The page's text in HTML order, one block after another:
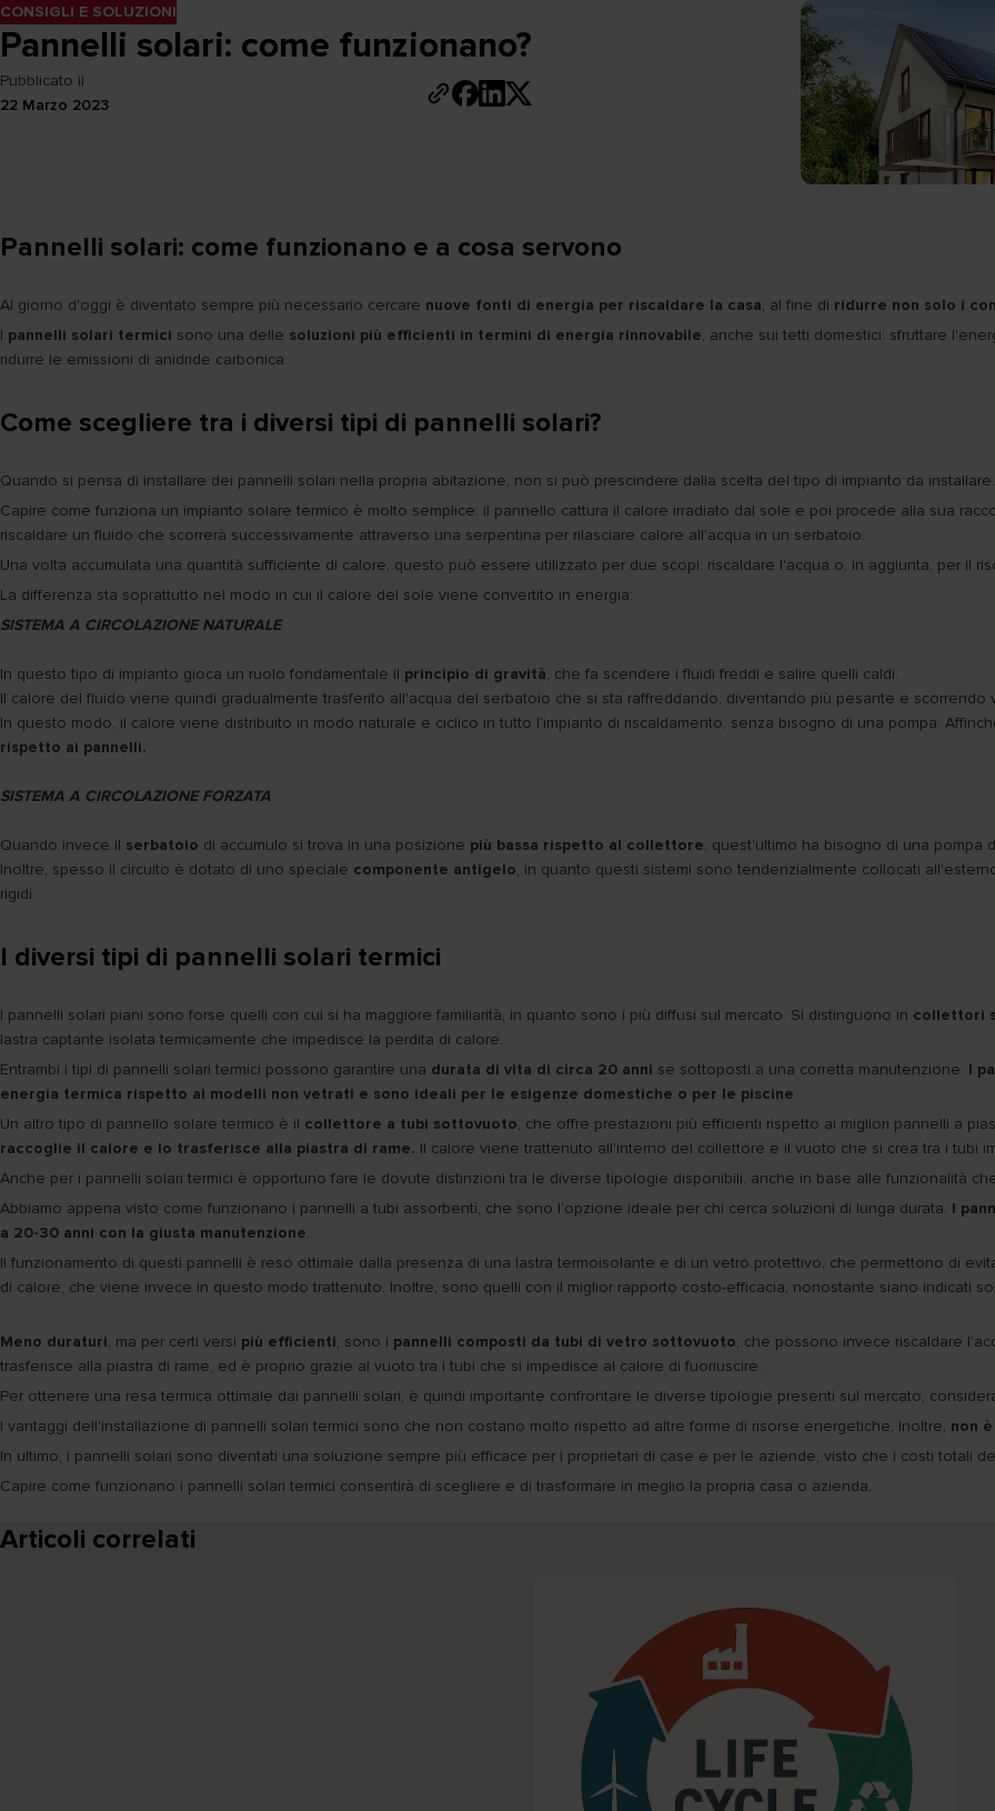
CONSIGLI E SOLUZIONI
Pannelli solari: come funzionano?
Pubblicato il
22 Marzo 2023
Pannelli solari: come funzionano e a cosa servono
Al giorno d'oggi è diventato sempre più necessario cercare nuove fonti di energia per riscaldare la casa, al fine di ridurre non solo i
I pannelli solari termici sono una delle soluzioni più efficienti in termini di energia rinnovabile, anche sui tetti domestici: sfruttare
ridurre le emissioni di anidride carbonica.
Come scegliere tra i diversi tipi di pannelli solari?
Quando si pensa di installare dei pannelli solari nella propria abitazione, non si può prescindere dalla scelta del tipo di impianto da installare.
Capire come funziona un impianto solare termico è molto semplice: il pannello cattura il calore irradiato dal sole e poi procede alla sua
riscaldare un fluido che scorrerà successivamente attraverso una serpentina per rilasciare calore all'acqua in un serbatoio.
Una volta accumulata una quantità sufficiente di calore, questo può essere utilizzato per due scopi: riscaldare l'acqua o, in aggiunta, per il
La differenza sta soprattutto nel modo in cui il calore del sole viene convertito in energia:
SISTEMA A CIRCOLAZIONE NATURALE
In questo tipo di impianto gioca un ruolo fondamentale il principio di gravità, che fa scendere i fluidi freddi e salire quelli caldi.
Il calore del fluido viene quindi gradualmente trasferito all'acqua del serbatoio che si sta raffreddando, diventando più pesante e scorrendo
In questo modo, il calore viene distribuito in modo naturale e ciclico in tutto l'impianto di riscaldamento, senza bisogno di una pompa.
rispetto ai pannelli.
SISTEMA A CIRCOLAZIONE FORZATA
Quando invece il serbatoio di accumulo si trova in una posizione più bassa rispetto al collettore, quest'ultimo ha bisogno di una pompa
Inoltre, spesso il circuito è dotato di uno speciale componente antigelo, in quanto questi sistemi sono tendenzialmente collocati
rigidi.
I diversi tipi di pannelli solari termici
I pannelli solari piani sono forse quelli con cui si ha maggiore familiarità, in quanto sono i più diffusi sul mercato. Si distinguono in collettori
lastra captante isolata termicamente che impedisce la perdita di calore.
Entrambi i tipi di pannelli solari termici possono garantire una durata di vita di circa 20 anni se sottoposti a una corretta manutenzione. I
energia termica rispetto ai modelli non vetrati e sono ideali per le esigenze domestiche o per le piscine.
Un altro tipo di pannello solare termico è il collettore a tubi sottovuoto, che offre prestazioni più efficienti rispetto ai migliori pannelli a
raccoglie il calore e lo trasferisce alla piastra di rame. Il calore viene trattenuto all'interno del collettore e il vuoto che si crea tra i tubi
Anche per i pannelli solari termici è opportuno fare le dovute distinzioni tra le diverse tipologie disponibili, anche in base alle funzionalità
Abbiamo appena visto come funzionano i pannelli a tubi assorbenti, che sono l’opzione ideale per chi cerca soluzioni di lunga durata. I
a 20-30 anni con la giusta manutenzione.
Il funzionamento di questi pannelli è reso ottimale dalla presenza di una lastra termoisolante e di un vetro protettivo, che permettono di
di calore, che viene invece in questo modo trattenuto. Inoltre, sono quelli con il miglior rapporto costo-efficacia, nonostante siano indicati
Meno duraturi, ma per certi versi più efficienti, sono i pannelli composti da tubi di vetro sottovuoto, che possono invece riscaldare
trasferisce alla piastra di rame, ed è proprio grazie al vuoto tra i tubi che si impedisce al calore di fuoriuscire.
Per ottenere una resa termica ottimale dai pannelli solari, è quindi importante confrontare le diverse tipologie presenti sul mercato,
I vantaggi dell'installazione di pannelli solari termici sono che non costano molto rispetto ad altre forme di risorse energetiche. Inoltre, non
In ultimo, i pannelli solari sono diventati una soluzione sempre più efficace per i proprietari di case e per le aziende, visto che i costi totali
Capire come funzionano i pannelli solari termici consentirà di scegliere e di trasformare in meglio la propria casa o azienda.
Articoli correlati